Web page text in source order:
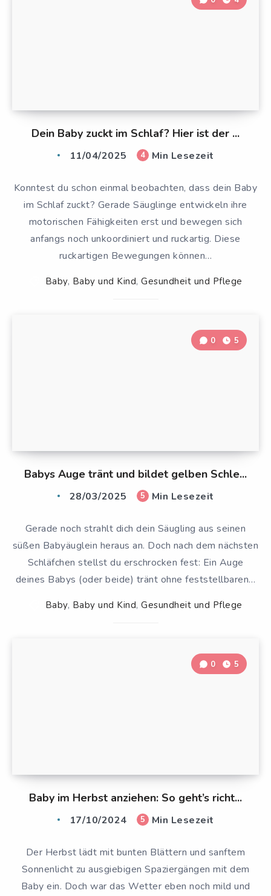
Dein Baby zuckt im Schlaf? Hier ist der ...
11/04/2025 4 Min Lesezeit
Konntest du schon einmal beobachten, dass dein Baby
im Schlaf zuckt? Gerade Säuglinge entwickeln ihre
motorischen Fähigkeiten erst und bewegen sich
anfangs noch unkoordiniert und ruckartig. Diese
ruckartigen Bewegungen können…
Baby, Baby und Kind,Gesundheit und Pflege
Babys Auge tränt und bildet gelben Schle...
0 5
28/03/2025 5 Min Lesezeit
Gerade noch strahlt dich dein Säugling aus seinen
süßen Babyäuglein heraus an. Doch nach dem nächsten
Schläfchen stellst du erschrocken fest: Ein Auge
deines Babys (oder beide) tränt ohne feststellbaren…
Baby, Baby und Kind,Gesundheit und Pflege
Baby im Herbst anziehen: So geht’s richt...
0 5
17/10/2024 5 Min Lesezeit
Der Herbst lädt mit bunten Blättern und sanftem
Sonnenlicht zu ausgiebigen Spaziergängen mit dem
Baby ein. Doch war das Wetter eben noch mild und